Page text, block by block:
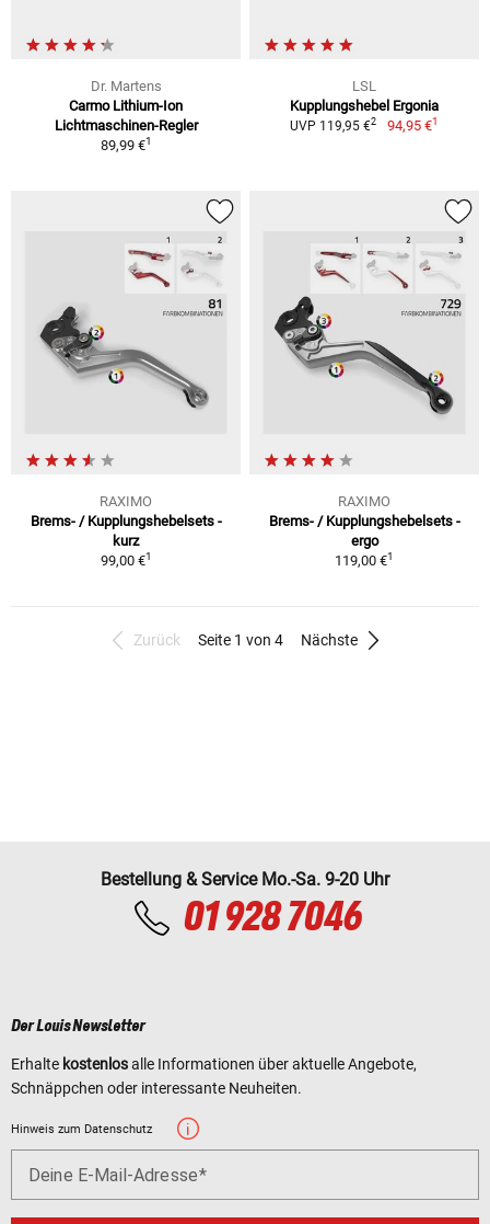
Dr. Martens
Carmo Lithium-Ion
Lichtmaschinen-Regler
89,99 €1
LSL
Kupplungshebel Ergonia
UVP 119,95 €2 94,95 €1
RAXIMO
Brems- / Kupplungshebelsets -
kurz
99,00 €1
RAXIMO
Brems- / Kupplungshebelsets -
ergo
119,00 €1
Zurück Seite 1 von 4 Nächste
Bestellung & Service Mo.-Sa. 9-20 Uhr
01 928 7046
Der Louis Newsletter
Erhalte kostenlosalle Informationen über aktuelle Angebote,
Schnäppchen oder interessante Neuheiten.
Hinweis zum Datenschutz
Deine E-Mail-Adresse